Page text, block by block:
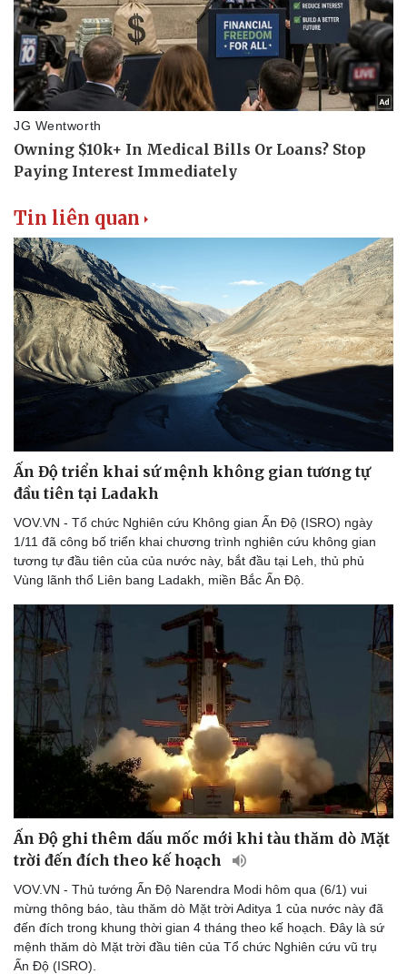
Làm đẹp - giảm cân
Phòng mạch online
Ăn sạch sống khỏe
Văn hóa
Văn học
Âm nhạc
Di sản
Thời trang
Sao Việt
Tin liên quan
Ấn Độ triển khai sứ mệnh không gian tương tự
đầu tiên tại Ladakh
VOV.VN - Tổ chức Nghiên cứu Không gian Ấn Độ (ISRO) ngày
1/11 đã công bố triển khai chương trình nghiên cứu không gian
tương tự đầu tiên của của nước này, bắt đầu tại Leh, thủ phủ
Vùng lãnh thổ Liên bang Ladakh, miền Bắc Ấn Độ.
Ấn Độ ghi thêm dấu mốc mới khi tàu thăm dò Mặt
trời đến đích theo kế hoạch
VOV.VN - Thủ tướng Ấn Độ Narendra Modi hôm qua (6/1) vui
mừng thông báo, tàu thăm dò Mặt trời Aditya 1 của nước này đã
đến đích trong khung thời gian 4 tháng theo kế hoạch. Đây là sứ
mệnh thăm dò Mặt trời đầu tiên của Tổ chức Nghiên cứu vũ trụ
Ấn Độ (ISRO).